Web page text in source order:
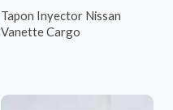
Tapon Inyector Nissan
Vanette Cargo